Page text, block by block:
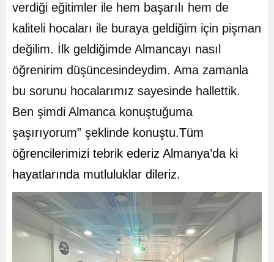
verdiği eğitimler ile hem başarılı hem de
kaliteli hocaları ile buraya geldiğim için pişman
değilim. İlk geldiğimde Almancayı nasıl
öğrenirim düşüncesindeydim. Ama zamanla
bu sorunu hocalarımız sayesinde hallettik.
Ben şimdi Almanca konuştuğuma
şaşırıyorum” şeklinde konuştu.Tüm
öğrencilerimizi tebrik ederiz Almanya’da ki
hayatlarında mutluluklar dileriz.